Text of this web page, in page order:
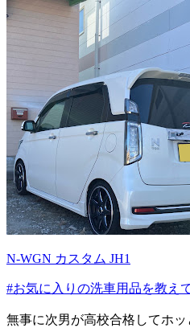
N-WGN カスタム JH1
#お気に入りの洗車用品を教え
無事に次男が高校合格してホッ